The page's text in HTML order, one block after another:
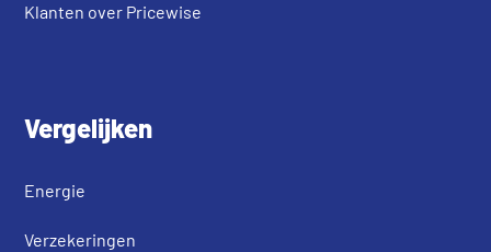
Klanten over Pricewise
Vergelijken
Energie
Verzekeringen